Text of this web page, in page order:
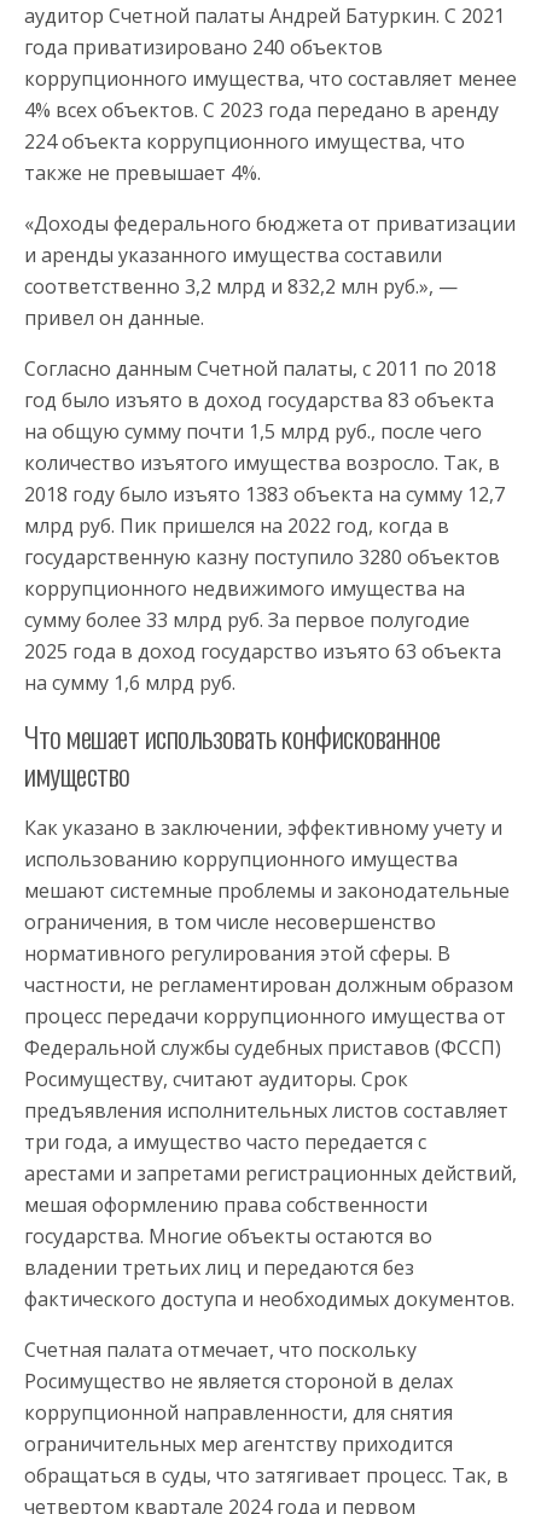
аудитор Счетной палаты Андрей Батуркин. С 2021
года приватизировано 240 объектов
коррупционного имущества, что составляет менее
4% всех объектов. С 2023 года передано в аренду
224 объекта коррупционного имущества, что
также не превышает 4%.
«Доходы федерального бюджета от приватизации
и аренды указанного имущества составили
соответственно 3,2 млрд и 832,2 млн руб.», —
привел он данные.
Согласно данным Счетной палаты, с 2011 по 2018
год было изъято в доход государства 83 объекта
на общую сумму почти 1,5 млрд руб., после чего
количество изъятого имущества возросло. Так, в
2018 году было изъято 1383 объекта на сумму 12,7
млрд руб. Пик пришелся на 2022 год, когда в
государственную казну поступило 3280 объектов
коррупционного недвижимого имущества на
сумму более 33 млрд руб. За первое полугодие
2025 года в доход государство изъято 63 объекта
на сумму 1,6 млрд руб.
Что мешает использовать конфискованное
имущество
Как указано в заключении, эффективному учету и
использованию коррупционного имущества
мешают системные проблемы и законодательные
ограничения, в том числе несовершенство
нормативного регулирования этой сферы. В
частности, не регламентирован должным образом
процесс передачи коррупционного имущества от
Федеральной службы судебных приставов (ФССП)
Росимуществу, считают аудиторы. Срок
предъявления исполнительных листов составляет
три года, а имущество часто передается с
арестами и запретами регистрационных действий,
мешая оформлению права собственности
государства. Многие объекты остаются во
владении третьих лиц и передаются без
фактического доступа и необходимых документов.
Счетная палата отмечает, что поскольку
Росимущество не является стороной в делах
коррупционной направленности, для снятия
ограничительных мер агентству приходится
обращаться в суды, что затягивает процесс. Так, в
четвертом квартале 2024 года и первом